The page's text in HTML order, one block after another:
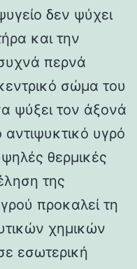
δεν ψύχει
και την
περνά
σώμα του
ψύξει τον άξονά
αντιψυκτικό υγρό
θερμικές
της
προκαλεί τη
χημικών
εσωτερική